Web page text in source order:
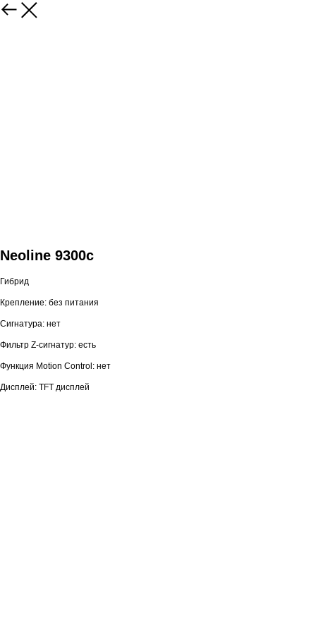
Neoline 9300c
Гибрид
Крепление: без питания
Сигнатура: нет
Фильтр Z-сигнатур: есть
Функция Motion Control: нет
Дисплей: TFT дисплей